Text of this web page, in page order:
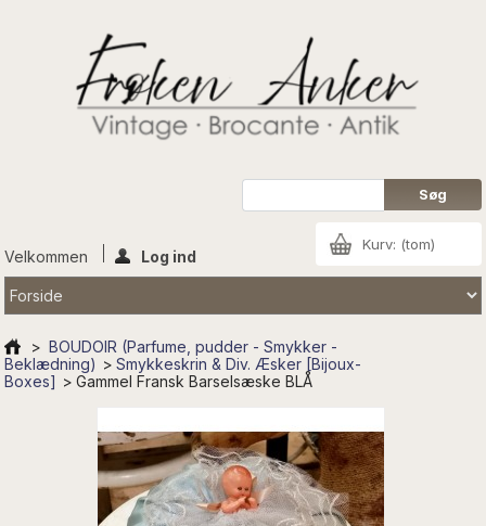
Kurv: (tom)
Velkommen Log ind
> BOUDOIR (Parfume, pudder - Smykker -
Beklædning) > Smykkeskrin & Div. Æsker [Bijoux-
Boxes] > Gammel Fransk Barselsæske BLÅ